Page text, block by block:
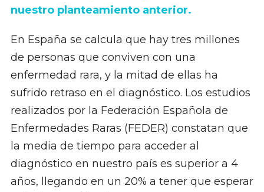
nuestro planteamiento anterior.
En España se calcula que hay tres millones
de personas que conviven con una
enfermedad rara, y la mitad de ellas ha
sufrido retraso en el diagnóstico. Los estudios
realizados por la Federación Española de
Enfermedades Raras (FEDER) constatan que
la media de tiempo para acceder al
diagnóstico en nuestro país es superior a 4
años, llegando en un 20% a tener que esperar